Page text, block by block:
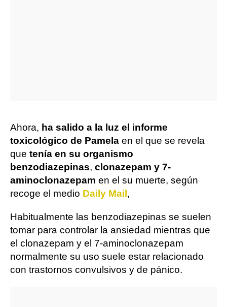
Ahora, ha salido a la luz el informe
toxicológico de Pamela en el que se revela
que tenía en su organismo
benzodiazepinas, clonazepam y 7-
aminoclonazepam en el su muerte, según
recoge el medio Daily Mail,
Habitualmente las benzodiazepinas se suelen
tomar para controlar la ansiedad mientras que
el clonazepam y el 7-aminoclonazepam
normalmente su uso suele estar relacionado
con trastornos convulsivos y de pánico.